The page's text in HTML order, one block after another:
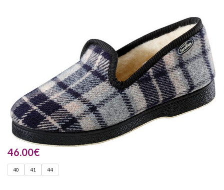
46.00€
40 41 44